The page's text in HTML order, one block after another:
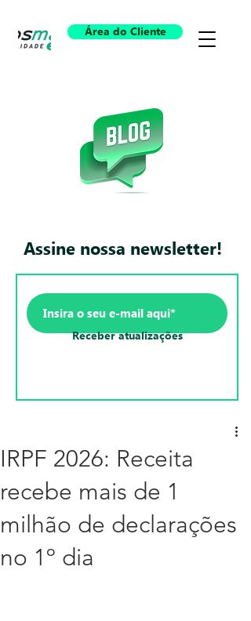
Área do Cliente
Assine nossa newsletter!
Receber atualizações
IRPF 2026: Receita
recebe mais de 1
milhão de declarações
no 1º dia